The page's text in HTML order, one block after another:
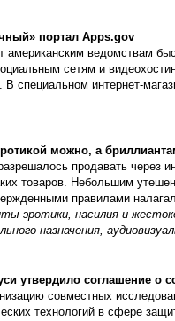
портал Apps.gov
американским ведомствам
сетям и
В специальном интернет-
можно, а
продавать через
товаров. Небольшим
правилами
эротики, насилия и
назначения,
утвердило соглашение о
совместных
технологий в сфере